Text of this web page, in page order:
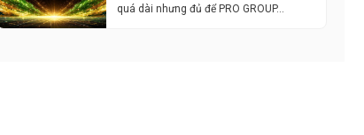
quá dài nhưng đủ để PRO GROUP…